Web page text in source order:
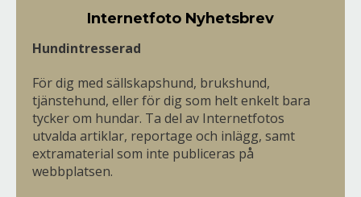
Internetfoto Nyhetsbrev
Hundintresserad
För dig med sällskapshund, brukshund,
tjänstehund, eller för dig som helt enkelt bara
tycker om hundar. Ta del av Internetfotos
utvalda artiklar, reportage och inlägg, samt
extramaterial som inte publiceras på
webbplatsen.